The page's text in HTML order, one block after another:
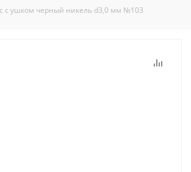
с ушком черный никель d3,0 мм №103